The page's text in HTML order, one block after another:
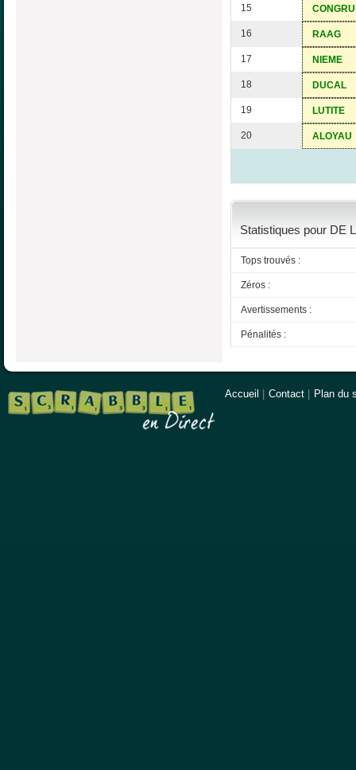
15 CONGRU
16 RAAG
17 NIEME
18 DUCAL
19 LUTITE
20 ALOYAU
Statistiques pour DE
Tops trouvés :
Zéros :
Avertissements :
Pénalités :
Accueil Contact Plan du